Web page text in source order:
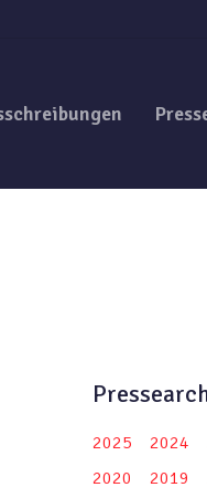
2025 2024
2020
2019